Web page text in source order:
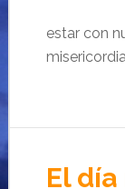
estar con
El